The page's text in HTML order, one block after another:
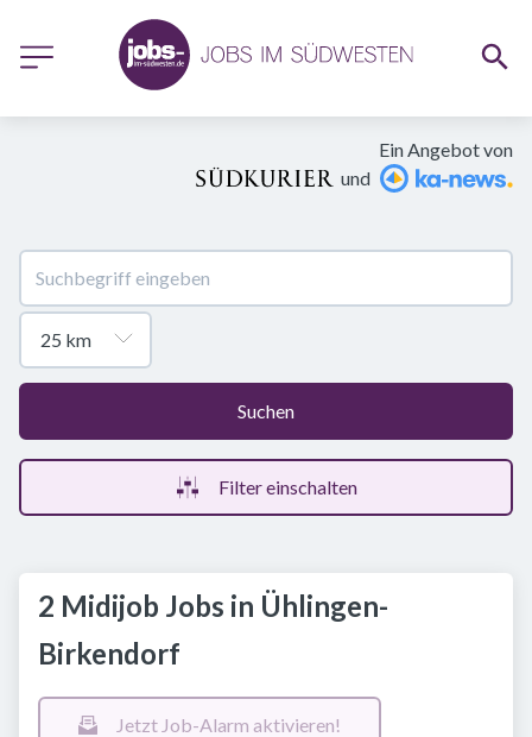
Ein Angebot von
und
Suchen
Filter einschalten
2 Midijob Jobs in Ühlingen-
Birkendorf
Jetzt Job-Alarm aktivieren!